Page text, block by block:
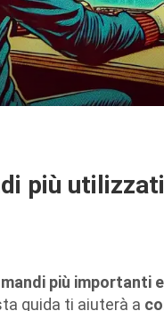
più
più importanti
guida ti aiuterà a